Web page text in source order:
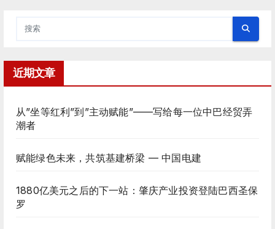
近期文章
从”坐等红利”到”主动赋能”——写给每一位中巴经贸弄
潮者
赋能绿色未来，共筑基建桥梁 — 中国电建
1880亿美元之后的下一站：肇庆产业投资登陆巴西圣保
罗